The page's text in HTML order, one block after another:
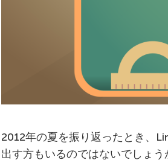
2012年の夏を振り返ったとき、
出す方もいるのではないでしょ